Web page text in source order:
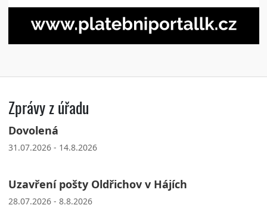
Zprávy z úřadu
Dovolená
31.07.2026 - 14.8.2026
Uzavření pošty Oldřichov v Hájích
28.07.2026 - 8.8.2026